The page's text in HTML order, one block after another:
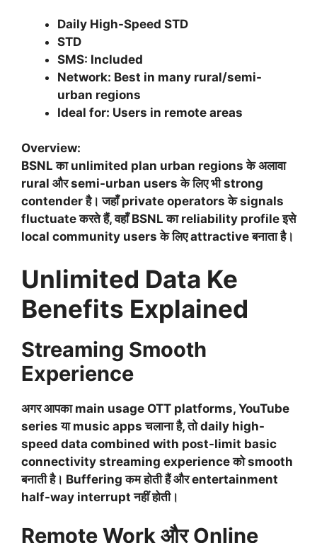
Daily High-Speed STD
STD
SMS: Included
Network: Best in many rural/semi-
urban regions
Ideal for: Users in remote areas
Overview:
BSNL का unlimited plan urban regions के अलावा
rural और semi-urban users के लिए भी strong
contender है। जहाँ private operators के signals
fluctuate करते हैं, वहाँ BSNL का reliability profile इसे
local community users के लिए attractive बनाता है।
Unlimited Data Ke
Benefits Explained
Streaming Smooth
Experience
अगर आपका main usage OTT platforms, YouTube
series या music apps चलाना है, तो daily high-
speed data combined with post-limit basic
connectivity streaming experience को smooth
बनाती है। Buffering कम होती हैं और entertainment
half-way interrupt नहीं होती।
Remote Work और Online